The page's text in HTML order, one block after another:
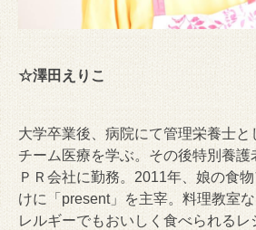
☆澤田えりこ
大学卒業後、病院にて管理栄養士
チーム医療を学ぶ。その後特別養護
ＰＲ会社に勤務。2011年、娘の食
けに「present」を主宰。料理教室
レルギーでもおいしく食べられるレ